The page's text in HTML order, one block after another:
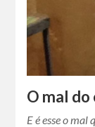
O mal
E é esse o mal